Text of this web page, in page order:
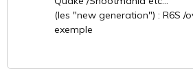
(les "new generation") : R6S /
exemple